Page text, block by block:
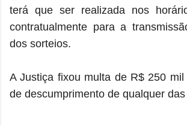
terá que ser realizada nos
contratualmente para a
dos sorteios.
A Justiça fixou multa de R$ 250
de descumprimento de qualquer